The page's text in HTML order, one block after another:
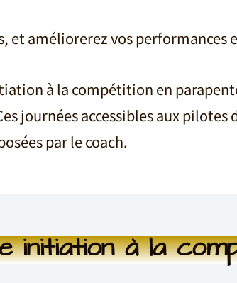
et améliorerez vos performances
à la compétition en
journées accessibles aux pilotes
par le coach.
initiation à la